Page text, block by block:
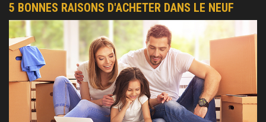
5 BONNES RAISONS D'ACHETER DANS LE NEUF